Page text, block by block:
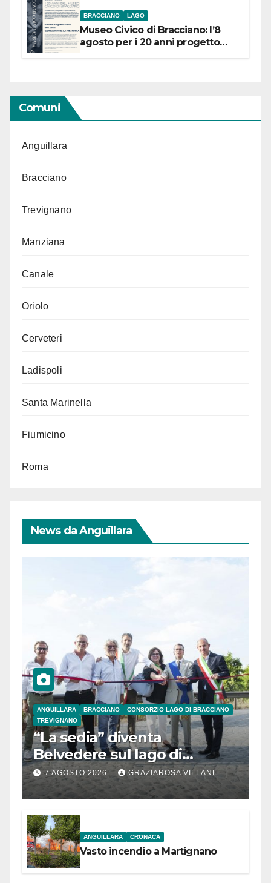
BRACCIANO LAGO
Museo Civico di Bracciano: l’8
agosto per i 20 anni progetto
Comuni
Anguillara
Bracciano
Trevignano
Manziana
Canale
Oriolo
Cerveteri
Ladispoli
Santa Marinella
Fiumicino
Roma
News da Anguillara
ANGUILLARA BRACCIANO
CONSORZIO LAGO DI BRACCIANO
TREVIGNANO
“La sedia” diventa
Belvedere sul lago di
Bracciano: ieri
l’inaugurazione
7 AGOSTO 2026 GRAZIAROSA VILLANI
ANGUILLARA CRONACA
Vasto incendio a Martignano